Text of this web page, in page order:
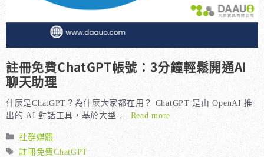
註冊免費ChatGPT帳號：3分鐘輕鬆開通AI
聊天助理
什麼是ChatGPT？為什麼大家都在用？ ChatGPT 是由 OpenAI 推
出的 AI 對話工具，基於大型 … Read more
分
類
社群媒體
標
註冊免費ChatGPT